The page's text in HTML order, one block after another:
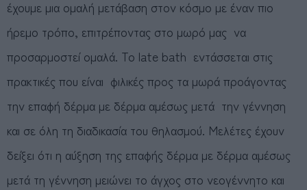
έχουμε μια ομαλή μετάβαση στον κόσμο με έναν πιο
ήρεμο τρόπο, επιτρέποντας στο μωρό μας να
προσαρμοστεί ομαλά. Το late bath εντάσσεται στις
πρακτικές που είναι φιλικές προς τα μωρά προάγοντας
την επαφή δέρμα με δέρμα αμέσως μετά την γέννηση
και σε όλη τη διαδικασία του θηλασμού. Μελέτες έχουν
δείξει ότι η αύξηση της επαφής δέρμα με δέρμα αμέσως
μετά τη γέννηση μειώνει το άγχος στο νεογέννητο και